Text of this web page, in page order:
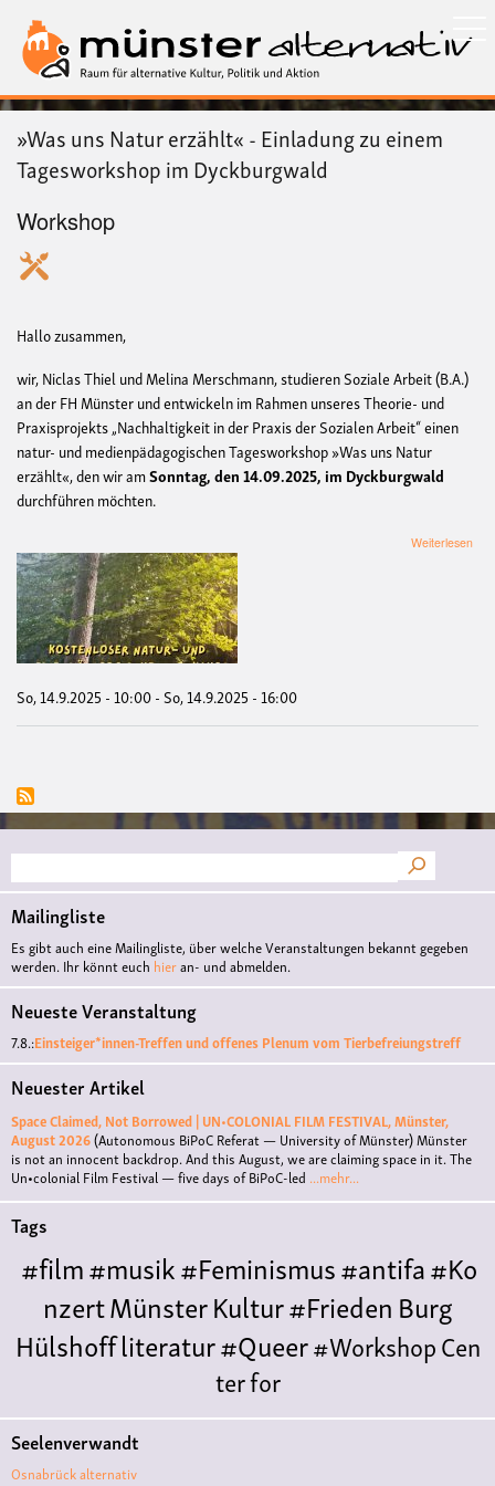
zum
Inhalt
»Was uns Natur erzählt« - Einladung zu einem
Tagesworkshop im Dyckburgwald
Workshop
Hallo zusammen,
wir, Niclas Thiel und Melina Merschmann, studieren Soziale Arbeit (B.A.)
an der FH Münster und entwickeln im Rahmen unseres Theorie- und
Praxisprojekts „Nachhaltigkeit in der Praxis der Sozialen Arbeit“ einen
natur- und medienpädagogischen Tagesworkshop »Was uns Natur
erzählt«, den wir amSonntag, den 14.09.2025, im Dyckburgwald
durchführen möchten.
Weiterlesen
im
So, 14.9.2025 - 10:00-So, 14.9.2025 - 16:00
Suche
Mailingliste
Es gibt auch eine Mailingliste, über welche Veranstaltungen bekannt gegeben
werden. Ihr könnt euch hieran- und abmelden.
Neueste Veranstaltung
7.8.:Einsteiger*innen-Treffen und offenes Plenum vom Tierbefreiungstreff
Neuester Artikel
Space Claimed, Not Borrowed | UN•COLONIAL FILM FESTIVAL, Münster,
August 2026(Autonomous BiPoC Referat — University of Münster)Münster
is not an innocent backdrop. And this August, we are claiming space in it. The
Un•colonial Film Festival — five days of BiPoC-led ...mehr...
Tags
#film#musik#Feminismus#antifa#Ko
nzertMünsterKultur#FriedenBurg
Hülshoffliteratur#Queer#WorkshopCen
ter for
LiteraturePolyamoriePolytreff#liveKonzert
Polyamorietreff
Seelenverwandt
Osnabrück alternativ